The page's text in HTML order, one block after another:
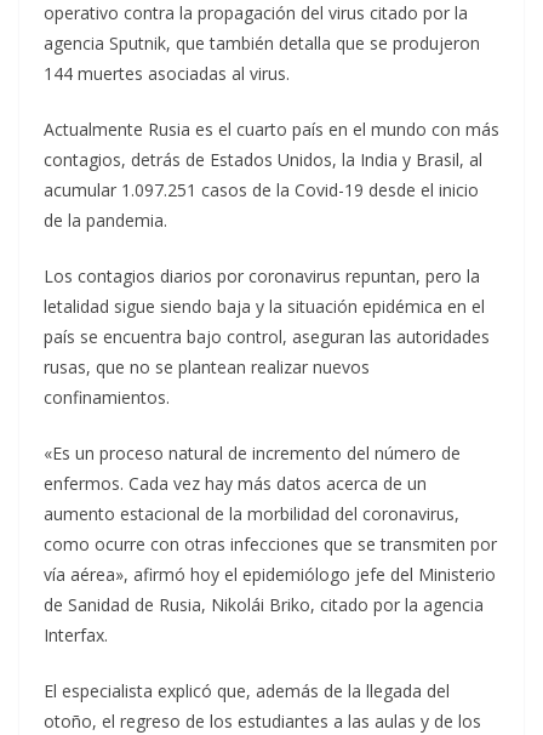
operativo contra la propagación del virus citado por la
agencia Sputnik, que también detalla que se produjeron
144 muertes asociadas al virus.
Actualmente Rusia es el cuarto país en el mundo con más
contagios, detrás de Estados Unidos, la India y Brasil, al
acumular 1.097.251 casos de la Covid-19 desde el inicio
de la pandemia.
Los contagios diarios por coronavirus repuntan, pero la
letalidad sigue siendo baja y la situación epidémica en el
país se encuentra bajo control, aseguran las autoridades
rusas, que no se plantean realizar nuevos
confinamientos.
«Es un proceso natural de incremento del número de
enfermos. Cada vez hay más datos acerca de un
aumento estacional de la morbilidad del coronavirus,
como ocurre con otras infecciones que se transmiten por
vía aérea», afirmó hoy el epidemiólogo jefe del Ministerio
de Sanidad de Rusia, Nikolái Briko, citado por la agencia
Interfax.
El especialista explicó que, además de la llegada del
otoño, el regreso de los estudiantes a las aulas y de los